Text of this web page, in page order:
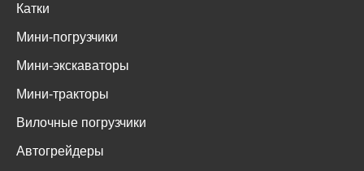
Катки
Мини-погрузчики
Мини-экскаваторы
Мини-тракторы
Вилочные погрузчики
Автогрейдеры